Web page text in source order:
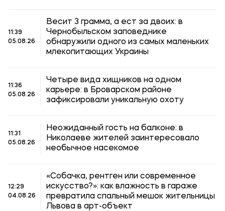
11:39
05.08.26
Весит 3 грамма, а ест за двоих: в
Чернобыльском заповеднике
обнаружили одного из самых маленьких
млекопитающих Украины
11:36
05.08.26
Четыре вида хищников на одном
карьере: в Броварском районе
зафиксировали уникальную охоту
11:31
05.08.26
Неожиданный гость на балконе: в
Николаеве жителей заинтересовало
необычное насекомое
12:29
04.08.26
«Собачка, рентген или современное
искусство?»: как влажность в гараже
превратила спальный мешок жительницы
Львова в арт-объект